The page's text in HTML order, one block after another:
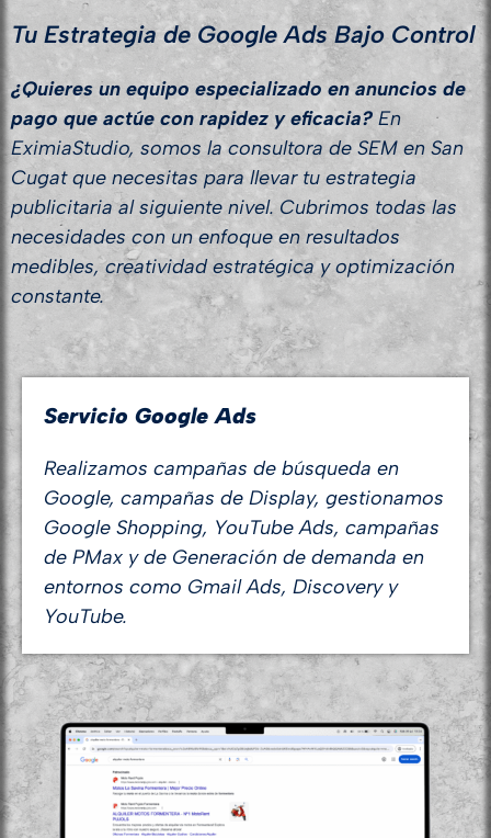
Tu Estrategia de Google Ads Bajo Control
¿Quieres un equipo especializado en anuncios de
pago que actúe con rapidez y eficacia? En
EximiaStudio, somos la consultora de SEM en San
Cugat que necesitas para llevar tu estrategia
publicitaria al siguiente nivel. Cubrimos todas las
necesidades con un enfoque en resultados
medibles, creatividad estratégica y optimización
constante.
Servicio Google Ads
Realizamos campañas de búsqueda en
Google, campañas de Display, gestionamos
Google Shopping, YouTube Ads, campañas
de PMax y de Generación de demanda en
entornos como Gmail Ads, Discovery y
YouTube.